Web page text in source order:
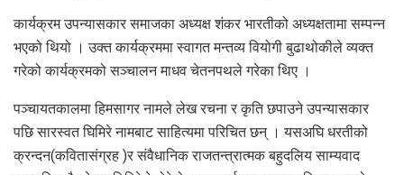
कार्यक्रम उपन्यासकार समाजका अध्यक्ष शंकर भारतीको अध्यक्षतामा सम्पन्न
भएको थियो । उक्त कार्यक्रममा स्वागत मन्तव्य वियोगी बुढाथोकीले व्यक्त
गरेको कार्यक्रमको सञ्चालन माधव चेतनपथले गरेका थिए ।
पञ्चायतकालमा हिमसागर नामले लेख रचना र कृति छपाउने उपन्यासकार
पछि सारस्वत घिमिरे नामबाट साहित्यमा परिचित छन् । यसअघि धरतीको
क्रन्दन(कवितासंग्रह )र संवैधानिक राजतन्त्रात्मक बहुदलिय साम्यवाद